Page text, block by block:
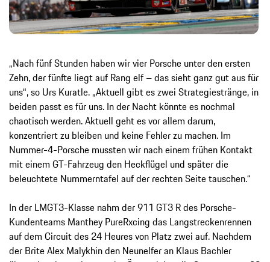
„Nach fünf Stunden haben wir vier Porsche unter den ersten
Zehn, der fünfte liegt auf Rang elf – das sieht ganz gut aus für
uns“, so Urs Kuratle. „Aktuell gibt es zwei Strategiestränge, in
beiden passt es für uns. In der Nacht könnte es nochmal
chaotisch werden. Aktuell geht es vor allem darum,
konzentriert zu bleiben und keine Fehler zu machen. Im
Nummer-4-Porsche mussten wir nach einem frühen Kontakt
mit einem GT-Fahrzeug den Heckflügel und später die
beleuchtete Nummerntafel auf der rechten Seite tauschen.“
In der LMGT3-Klasse nahm der 911 GT3 R des Porsche-
Kundenteams Manthey PureRxcing das Langstreckenrennen
auf dem Circuit des 24 Heures von Platz zwei auf. Nachdem
der Brite Alex Malykhin den Neunelfer an Klaus Bachler